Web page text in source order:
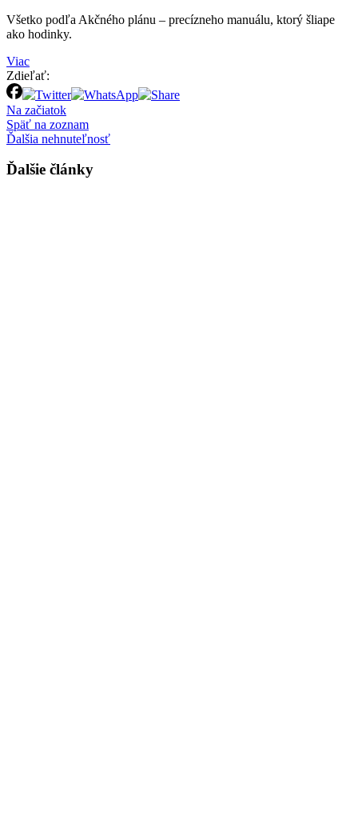
Všetko podľa Akčného plánu – precízneho manuálu, ktorý šliape
ako hodinky.
Viac
Zdieľať:
Na začiatok
Späť na zoznam
Ďalšia nehnuteľnosť
Ďalšie články